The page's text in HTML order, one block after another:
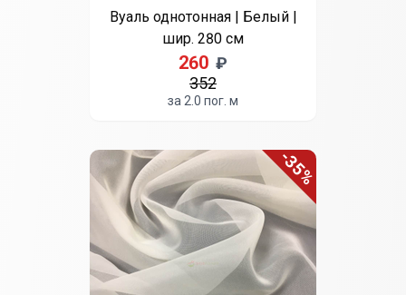
Вуаль однотонная | Белый |
шир. 280 см
260 ₽
352
за 2.0 пог. м
-35%